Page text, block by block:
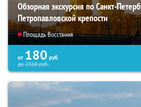
Обзорная экскурсия по Санкт-
Петропавловской крепости
Площадь Восстания
от 180 руб.
до2360руб.